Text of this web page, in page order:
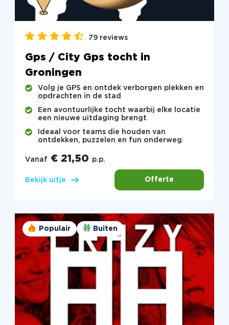
79 reviews
Gps / City Gps tocht in
Groningen
Volg je GPS en ontdek verborgen plekken en
opdrachten in de stad
Een avontuurlijke tocht waarbij elke locatie
een nieuwe uitdaging brengt
Ideaal voor teams die houden van
ontdekken, puzzelen en fun onderweg
Vanaf € 21,50 p.p.
Bekijk uitje Offerte
Populair Buiten